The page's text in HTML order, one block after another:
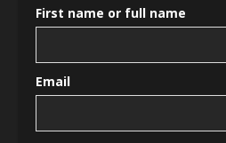
First name or full name
Email